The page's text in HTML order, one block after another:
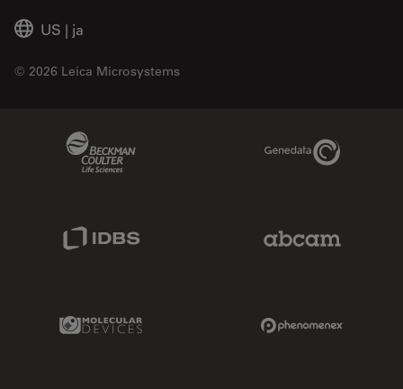
US | ja
© 2026 Leica Microsystems
Genedata Link
Molecular Devices Link